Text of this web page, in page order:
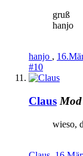
gruß
hanjo
hanjo ,
#10
Claus
wieso,